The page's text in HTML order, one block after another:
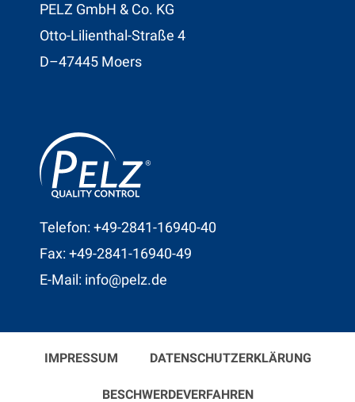
PELZ GmbH & Co. KG
Otto-Lilienthal-Straße 4
D–47445 Moers
Telefon: +49-2841-16940-40
Fax: +49-2841-16940-49
E-Mail: info@pelz.de
IMPRESSUM DATENSCHUTZERKLÄRUNG
BESCHWERDEVERFAHREN